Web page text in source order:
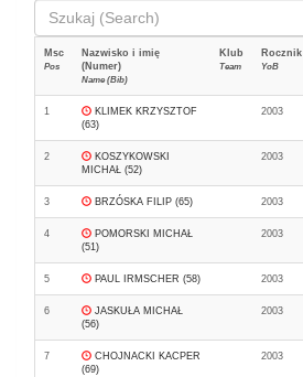
Msc
Pos
Nazwisko i imię
(Numer)
Name (Bib)
Klub
Team
Rocznik
YoB
1
KLIMEK KRZYSZTOF
(63)
2003
2
KOSZYKOWSKI
MICHAŁ (52)
2003
3 BRZÓSKA FILIP (65) 2003
4
POMORSKI MICHAŁ
(51)
2003
5 PAUL IRMSCHER (58) 2003
6
JASKUŁA MICHAŁ
(56)
2003
7
CHOJNACKI KACPER
(69)
2003